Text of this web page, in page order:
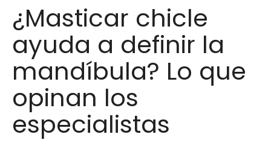
¿Masticar chicle
ayuda a definir la
mandíbula? Lo que
opinan los
especialistas